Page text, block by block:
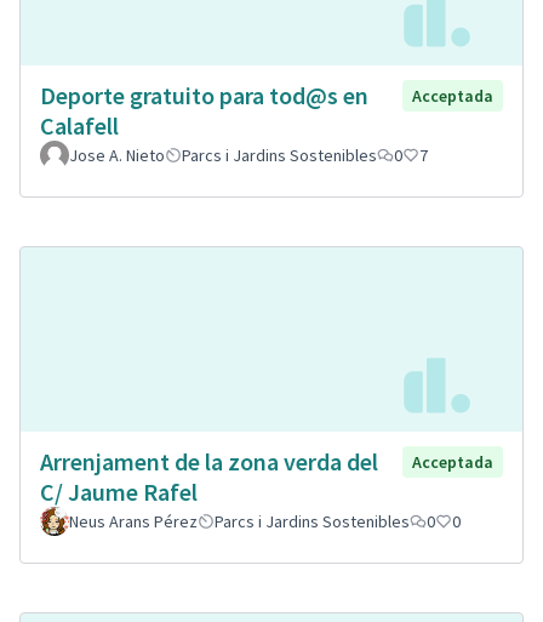
Deporte gratuito para tod@s en
Calafell
Acceptada
Jose A. Nieto Parcs i Jardins Sostenibles 0 7
Arrenjament de la zona verda del
C/ Jaume Rafel
Acceptada
Neus Arans Pérez Parcs i Jardins Sostenibles 0 0